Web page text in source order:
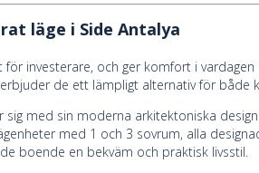
läge i Side Antalya
investerare, och ger komfort i
de ett lämpligt alternativ för både
med sin moderna arkitektoniska
med 1 och 3 sovrum, alla
boende en bekväm och praktisk livsstil.